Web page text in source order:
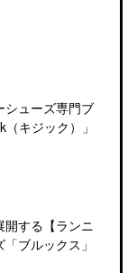
シューズ専門ブ
キジック）」
開する【ランニ
ブルックス」